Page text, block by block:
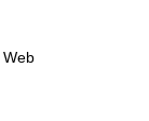
Web